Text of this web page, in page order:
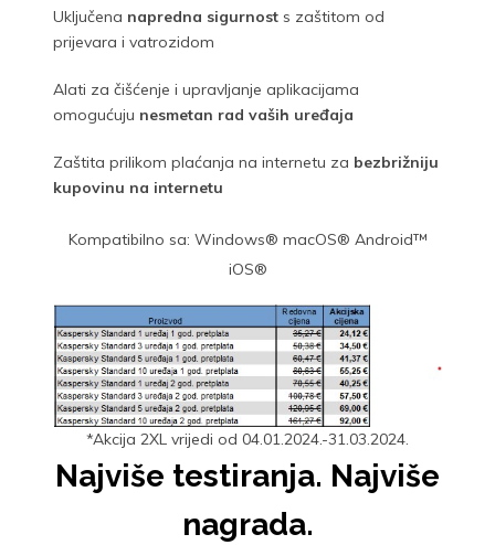
Uključena napredna sigurnost s zaštitom od
prijevara i vatrozidom
Alati za čišćenje i upravljanje aplikacijama
omogućuju nesmetan rad vaših uređaja
Zaštita prilikom plaćanja na internetu za bezbrižniju
kupovinu na internetu
Kompatibilno sa: Windows® macOS® Android™
iOS®
*Akcija 2XL vrijedi od 04.01.2024.-31.03.2024.
Najviše testiranja. Najviše
nagrada.